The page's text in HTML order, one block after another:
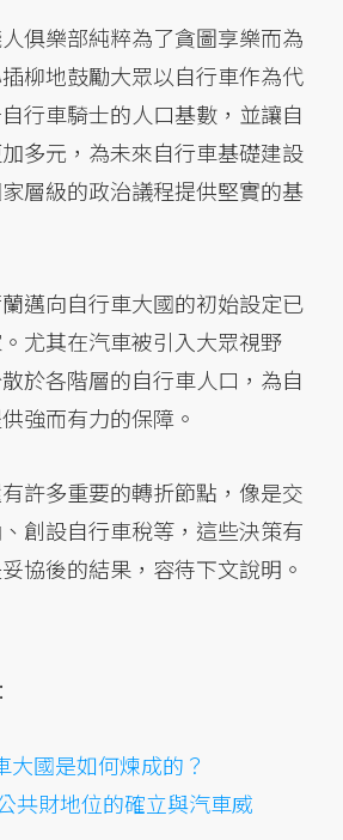
俱樂部純粹為了貪圖享樂而為
柳地鼓勵大眾以自行車作為代
行車騎士的人口基數，並讓自
多元，為未來自行車基礎建設
層級的政治議程提供堅實的基
邁向自行車大國的初始設定已
尤其在汽車被引入大眾視野
於各階層的自行車人口，為自
強而有力的保障。
許多重要的轉折節點，像是交
創設自行車稅等，這些決策有
協後的結果，容待下文說明。
大國是如何煉成的？
公共財地位的確立與汽車威